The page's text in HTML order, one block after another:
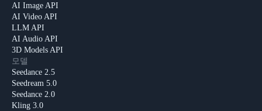
AI Image API
AI Video API
LLM API
AI Audio API
3D Models API
모델
Seedance 2.5
Seedream 5.0
Seedance 2.0
Kling 3.0